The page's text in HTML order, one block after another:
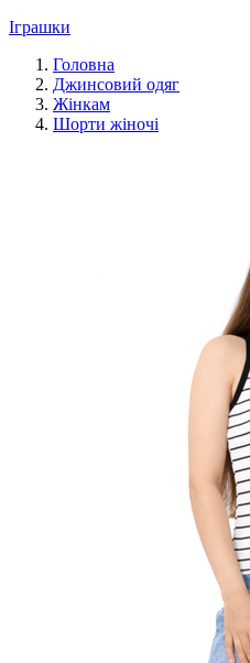
Іграшки
Головна
Джинсовий одяг
Жінкам
Шорти жіночі